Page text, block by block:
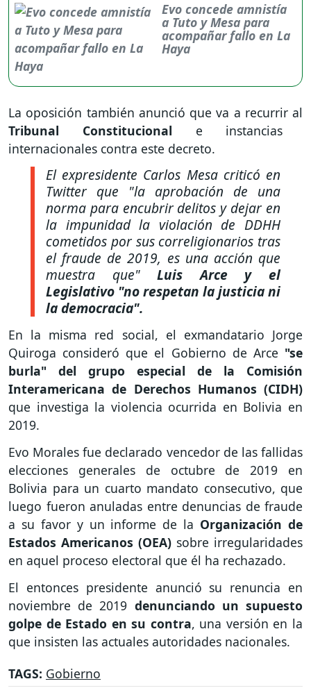
Evo concede amnistía
a Tuto y Mesa para
acompañar fallo en La
Haya
La oposición también anunció que va a recurrir al
Tribunal Constitucional e instancias
internacionales contra este decreto.
El expresidente Carlos Mesa criticó en
Twitter que "la aprobación de una
norma para encubrir delitos y dejar en
la impunidad la violación de DDHH
cometidos por sus correligionarios tras
el fraude de 2019, es una acción que
muestra que"Luis Arce y el
Legislativo "no respetan la justicia ni
la democracia".
En la misma red social, el exmandatario Jorge
Quiroga consideró que el Gobierno de Arce "se
burla" del grupo especial de la Comisión
Interamericana de Derechos Humanos (CIDH)
que investiga la violencia ocurrida en Bolivia en
2019.
Evo Morales fue declarado vencedor de las fallidas
elecciones generales de octubre de 2019 en
Bolivia para un cuarto mandato consecutivo, que
luego fueron anuladas entre denuncias de fraude
a su favor y un informe de la Organización de
Estados Americanos (OEA) sobre irregularidades
en aquel proceso electoral que él ha rechazado.
El entonces presidente anunció su renuncia en
noviembre de 2019 denunciando un supuesto
golpe de Estado en su contra, una versión en la
que insisten las actuales autoridades nacionales.
TAGS: Gobierno